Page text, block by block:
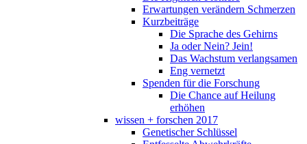
Erwartungen verändern Schmerzen
Kurzbeiträge
Die Sprache des Gehirns
Ja oder Nein? Jein!
Das Wachstum verlangsamen
Eng vernetzt
Spenden für die Forschung
Die Chance auf Heilung
erhöhen
wissen + forschen 2017
Genetischer Schlüssel